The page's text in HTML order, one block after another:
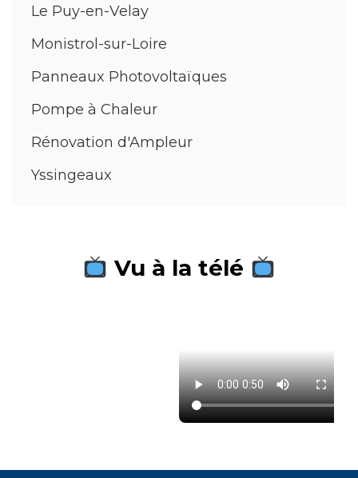
Le Puy-en-Velay
Monistrol-sur-Loire
Panneaux Photovoltaïques
Pompe à Chaleur
Rénovation d'Ampleur
Yssingeaux
Vu à la télé